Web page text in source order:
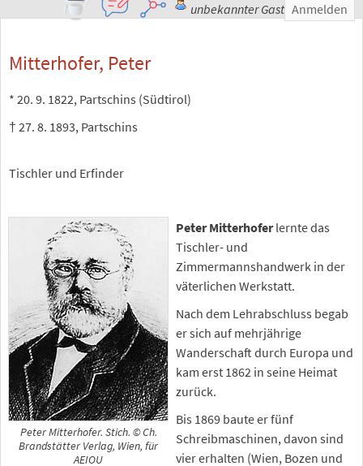
unbekannter Gast Anmelden
Mitterhofer, Peter
* 20. 9. 1822, Partschins (Südtirol)
† 27. 8. 1893, Partschins
Tischler und Erfinder
Peter Mitterhofer. Stich. © Ch.
Brandstätter Verlag, Wien, für
AEIOU
Peter Mitterhoferlernte das
Tischler- und
Zimmermannshandwerk in der
väterlichen Werkstatt.
Nach dem Lehrabschluss begab
er sich auf mehrjährige
Wanderschaft durch Europa und
kam erst 1862 in seine Heimat
zurück.
Bis 1869 baute er fünf
Schreibmaschinen, davon sind
vier erhalten (Wien, Bozen und